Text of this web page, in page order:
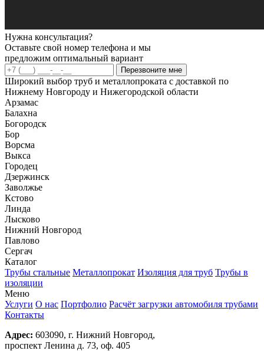
Нужна консультация?
Оставьте свой номер телефона и мы
предложим оптимальный вариант
Перезвоните мне
Широкий выбор труб и металлопроката с доставкой по
Нижнему Новгороду и Нижегородской области
Арзамас
Балахна
Богородск
Бор
Ворсма
Выкса
Городец
Дзержинск
Заволжье
Кстово
Линда
Лысково
Нижний Новгород
Павлово
Сергач
Каталог
Трубы стальные Металлопрокат Изоляция для труб Трубы в
изоляции
Меню
Услуги О нас Портфолио Расчёт загрузки автомобиля трубами
Контакты
Адрес: 603090, г. Нижний Новгород,
проспект Ленина д. 73, оф. 405